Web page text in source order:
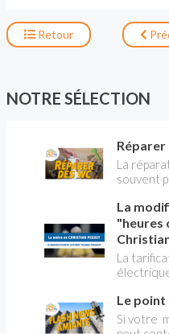
Retour
NOTRE SÉLECTION
Réparer
La
souvent
expliquer
La
"heures
La
pleines,
Christian
ce qu'il
Le point
Si votre